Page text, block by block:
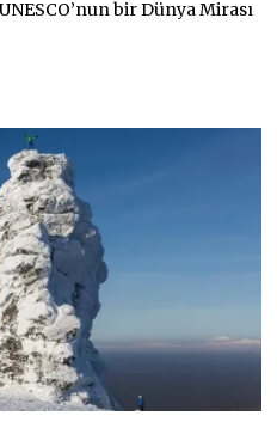
bir Dünya Mirası